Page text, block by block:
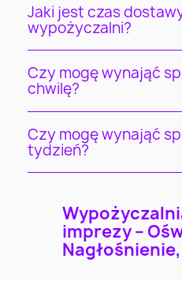
Jaki jest czas
wypożyczalni?
Czy mogę wynająć
chwilę?
Czy mogę wynająć
tydzień?
imprezy –